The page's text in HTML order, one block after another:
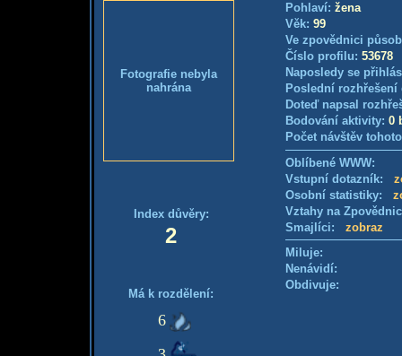
Fotografie nebyla
nahrána
Index důvěry:
2
Má k rozdělení:
6
Pohlaví: žena
Věk: 99
Ve zpovědnici
Číslo profilu: 53678
Naposledy se
Poslední
Doteď napsal
Bodování aktivity: 0
Počet návštěv
Oblíbené WWW:
Vstupní dotazník:
Osobní statistiky:
Vztahy na
Smajlíci: zobraz
Miluje:
Nenávidí:
Obdivuje: